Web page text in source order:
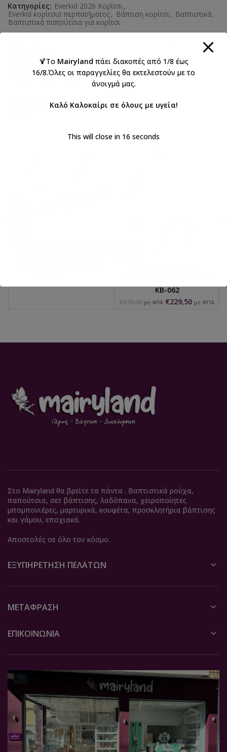
Κατηγορίες: Everkid 2026 Κορίτσι,
Everkid κορίτσια περπατήματος, Βάπτιση κορίτσι, Βαπτιστικά,
Βαπτιστικά παπούτσια για κορίτσι
ΣΧΕΤΙΚΆ ΠΡΟΪΌΝΤΑ
ΚΒ-062
€270,00 με ΦΠΑ €229,50 με ΦΠΑ
Στο Mairyland θα βρείτε τα πάντα . Βαπτιστικά ρούχα,
παπούτσια, σετ βάπτισης, λαδόπανα, χειροποίητες
μπομπονιέρες, μαρτυρικά, κουφέτα, προσκλητήρια βάπτισης
και γάμου, εποχιακά.
Αποστολές σε όλο τον κόσμο.
ΕΞΥΠΗΡΈΤΗΣΗ ΠΕΛΑΤΏΝ
ΜΕΤΆΦΡΑΣΗ
ΕΠΙΚΟΙΝΩΝΙΑ
🍹Το Mairyland πάει διακοπές από 1/8 έως
16/8.Όλες οι παραγγελίες θα εκτελεστούν με το
άνοιγμά μας.
Καλό Καλοκαίρι σε όλους με υγεία!
This will close in 16 seconds